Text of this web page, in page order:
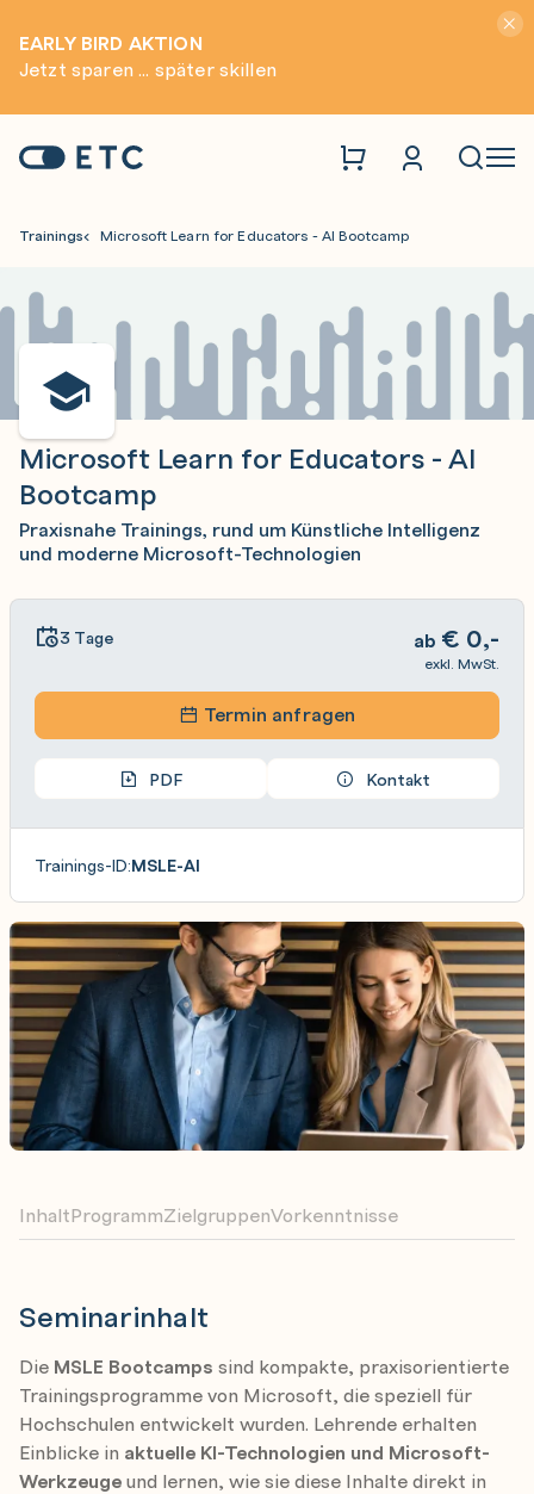
EARLY BIRD AKTION
Jetzt sparen ... später skillen
Startseite: ETC
Trainings Microsoft Learn for Educators - AI Bootcamp
Microsoft Learn for Educators - AI
Bootcamp
Praxisnahe Trainings, rund um Künstliche Intelligenz
und moderne Microsoft-Technologien
Seminarinhalt
Die MSLE Bootcamps sind kompakte, praxisorientierte
Trainingsprogramme von Microsoft, die speziell für
Hochschulen entwickelt wurden. Lehrende erhalten
Einblicke in aktuelle KI-Technologien und Microsoft-
Werkzeugeund lernen, wie sie diese Inhalte direkt in
InhaltProgrammZielgruppenVorkenntnisse
3 Tage ab € 0,-
exkl. MwSt.
Termin anfragen
PDF Kontakt
Trainings-ID:MSLE-AI